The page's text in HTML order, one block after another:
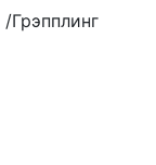
/Грэпплинг